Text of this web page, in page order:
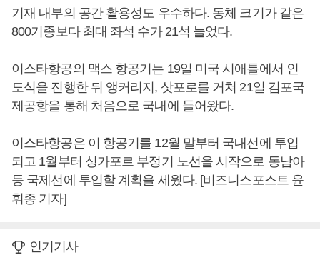
기재 내부의 공간 활용성도 우수하다. 동체 크기가 같은
800기종보다 최대 좌석 수가 21석 늘었다.
이스타항공의 맥스 항공기는 19일 미국 시애틀에서 인
도식을 진행한 뒤 앵커리지, 삿포로를 거쳐 21일 김포국
제공항을 통해 처음으로 국내에 들어왔다.
이스타항공은 이 항공기를 12월 말부터 국내선에 투입
되고 1월부터 싱가포르 부정기 노선을 시작으로 동남아
등 국제선에 투입할 계획을 세웠다. [비즈니스포스트 윤
휘종 기자]
인기기사